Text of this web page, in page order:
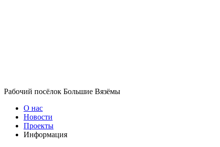
Рабочий посёлок Большие Вязёмы
О нас
Новости
Проекты
Информация